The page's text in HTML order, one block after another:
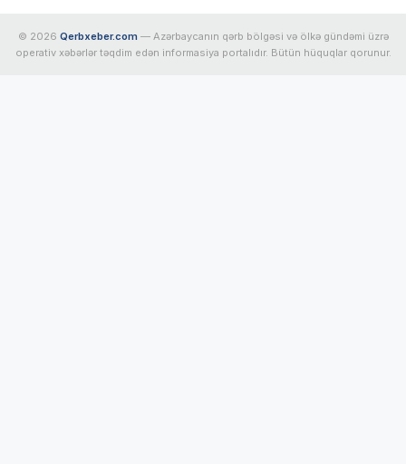
© 2026 Qerbxeber.com — Azərbaycanın qərb bölgəsi və ölkə gündəmi üzrə
operativ xəbərlər təqdim edən informasiya portalıdır. Bütün hüquqlar qorunur.